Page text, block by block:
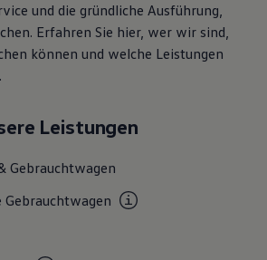
und die gründliche Ausführung,
Erfahren Sie hier, wer wir sind,
können und welche Leistungen
Leistungen
Gebrauchtwagen
Gebrauchtwagen